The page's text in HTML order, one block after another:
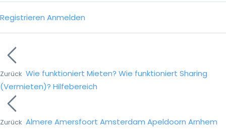
Registrieren Anmelden
Zurück Wie funktioniert Mieten? Wie funktioniert Sharing
(Vermieten)? Hilfebereich
Zurück Almere Amersfoort Amsterdam Apeldoorn Arnhem